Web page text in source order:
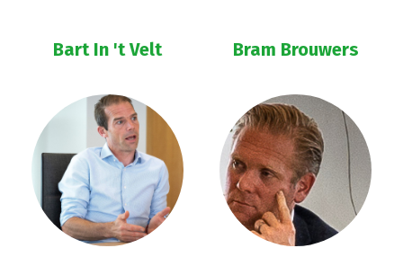
Bart In 't Velt Bram Brouwers